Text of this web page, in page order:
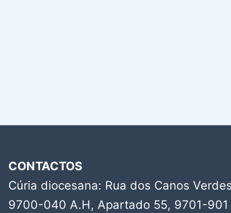
CONTACTOS
Cúria diocesana: Rua dos Canos
9700-040 A.H, Apartado 55, 9701-901